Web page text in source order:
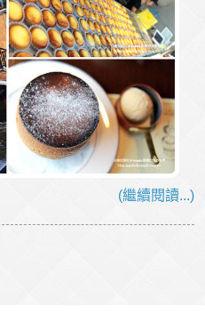
(繼續閱讀...)